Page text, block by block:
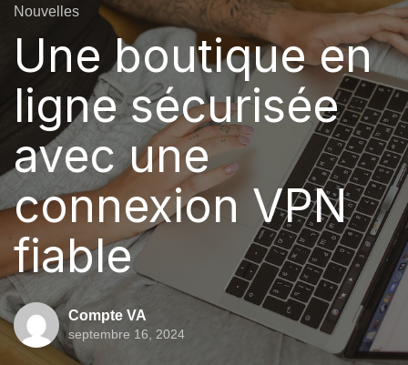
Nouvelles
Une boutique en
ligne sécurisée
avec une
connexion VPN
fiable
Compte VA
septembre 16, 2024